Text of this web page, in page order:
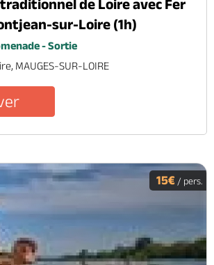
de Loire avec Fer
sur-Loire (1h)
- Sortie
MAUGES-SUR-LOIRE
15€ / pers.